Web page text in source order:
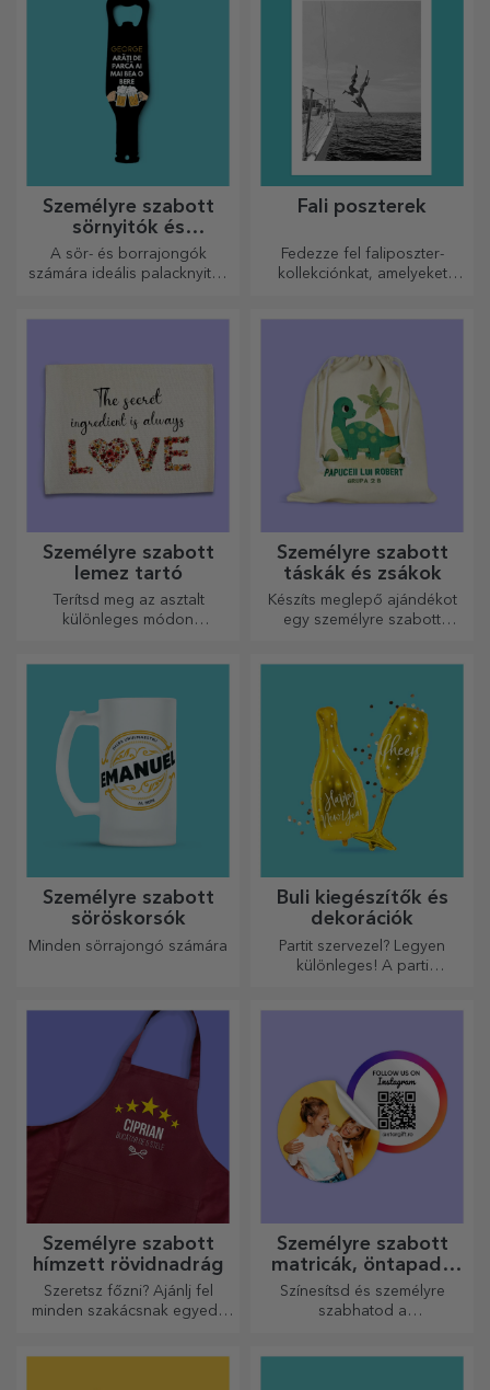
Személyre szabott
sörnyitók és
dugóhúzók
A sör- és borrajongók
számára ideális palacknyitók
Fali poszterek
Fedezze fel faliposzter-
kollekciónkat, amelyeket
Modern dizájn, élénk színek
és prémium minőség –
tökéletesek ahhoz, hogy
személyiséget adjanak
otthonának, irodájának vagy
stúdiójának.
Személyre szabott
lemez tartó
Terítsd meg az asztalt
különleges módon
Személyre szabott
táskák és zsákok
Készíts meglepő ajándékot
egy személyre szabott
üzenetekből áll.
Személyre szabott
söröskorsók
Minden sörrajongó számára
Buli kiegészítők és
dekorációk
Partit szervezel? Legyen
különleges! A parti
Személyre szabott
hímzett rövidnadrág
Szeretsz főzni? Ajánlj fel
minden szakácsnak egyedi,
Személyre szabott
matricák, öntapadó
címkék
Színesítsd és személyre
szabhatod a